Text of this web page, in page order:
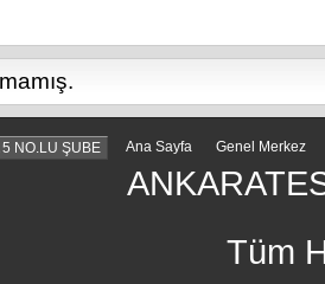
NO.LU ŞUBE Ana Sayfa Genel Merkez
Tüm